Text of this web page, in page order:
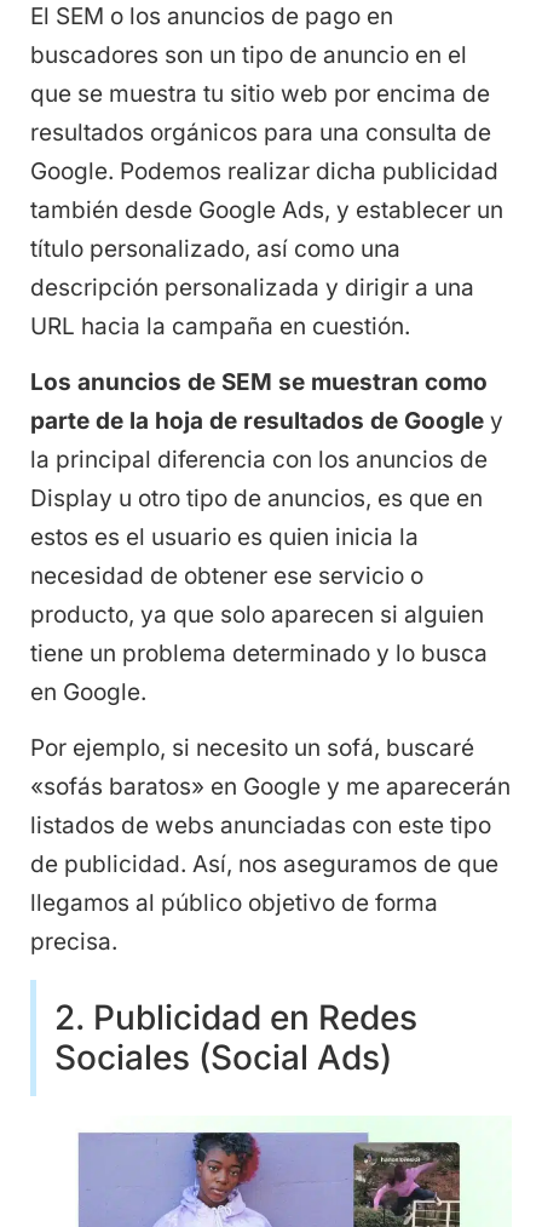
El SEM o los anuncios de pago en
buscadores son un tipo de anuncio en el
que se muestra tu sitio web por encima de
resultados orgánicos para una consulta de
Google. Podemos realizar dicha publicidad
también desde Google Ads, y establecer un
título personalizado, así como una
descripción personalizada y dirigir a una
URL hacia la campaña en cuestión.
Los anuncios de SEM se muestran como
parte de la hoja de resultados de Google y
la principal diferencia con los anuncios de
Display u otro tipo de anuncios, es que en
estos es el usuario es quien inicia la
necesidad de obtener ese servicio o
producto, ya que solo aparecen si alguien
tiene un problema determinado y lo busca
en Google.
Por ejemplo, si necesito un sofá, buscaré
«sofás baratos» en Google y me aparecerán
listados de webs anunciadas con este tipo
de publicidad. Así, nos aseguramos de que
llegamos al público objetivo de forma
precisa.
2. Publicidad en Redes
Sociales (Social Ads)